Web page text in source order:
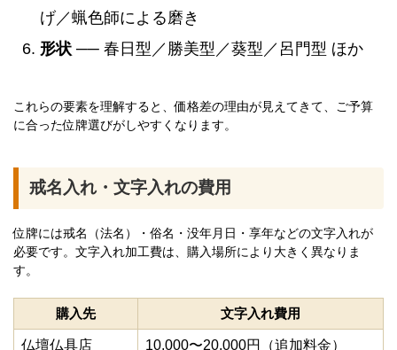
げ／蝋色師による磨き
形状 ── 春日型／勝美型／葵型／呂門型 ほか
これらの要素を理解すると、価格差の理由が見えてきて、ご予算
に合った位牌選びがしやすくなります。
戒名入れ・文字入れの費用
位牌には戒名（法名）・俗名・没年月日・享年などの文字入れが
必要です。文字入れ加工費は、購入場所により大きく異なりま
す。
購入先 文字入れ費用
仏壇仏具店 10,000〜20,000円（追加料金）